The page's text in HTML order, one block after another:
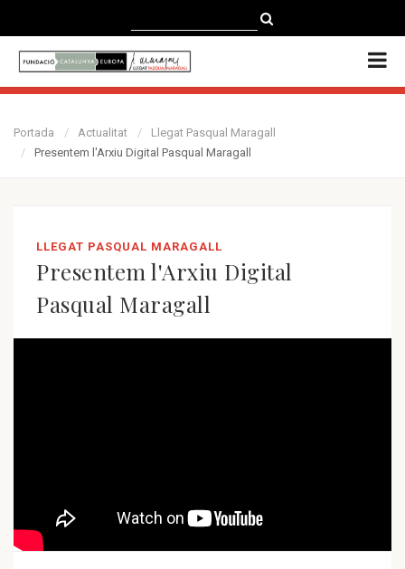
ENGLISH
Portada Actualitat
Llegat Pasqual Maragall
Presentem l'Arxiu Digital Pasqual Maragall
LLEGAT PASQUAL MARAGALL
Presentem l'Arxiu Digital
Pasqual Maragall